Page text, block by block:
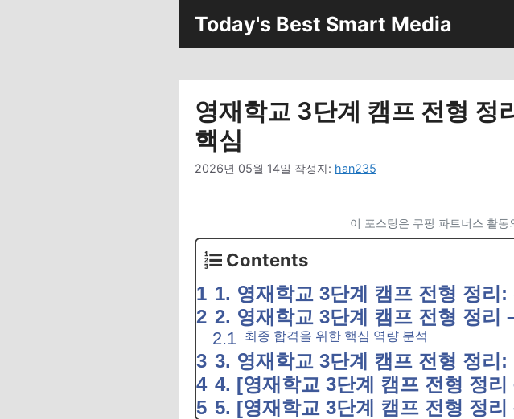
Today's Best Smart Media
영재학교 3단계 캠프 전형 정
핵심
2026년 05월 14일 작성자: han235
이 포스팅은 쿠팡 파트너스 활
Contents
1. 영재학교 3단계 캠프 전형 정리
2. 영재학교 3단계 캠프 전형 정리
최종 합격을 위한 핵심 역량 분석
3. 영재학교 3단계 캠프 전형 정리
4. [영재학교 3단계 캠프 전형 정
5. [영재학교 3단계 캠프 전형 정